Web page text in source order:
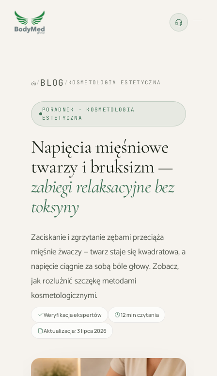
/ BLOG / KOSMETOLOGIA ESTETYCZNA
PORADNIK · KOSMETOLOGIA
ESTETYCZNA
Napięcia mięśniowe
twarzy i bruksizm —
zabiegi relaksacyjne bez
toksyny
Zaciskanie i zgrzytanie zębami przeciąża
mięśnie żwaczy — twarz staje się kwadratowa, a
napięcie ciągnie za sobą bóle głowy. Zobacz,
jak rozluźnić szczękę metodami
kosmetologicznymi.
Weryfikacja ekspertów 12 min czytania
Aktualizacja: 3 lipca 2026